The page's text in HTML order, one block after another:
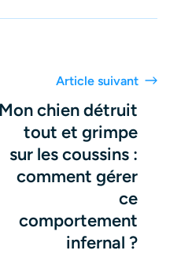
Article suivant
Mon chien détruit
tout et grimpe
sur les coussins :
comment gérer
ce
comportement
infernal ?